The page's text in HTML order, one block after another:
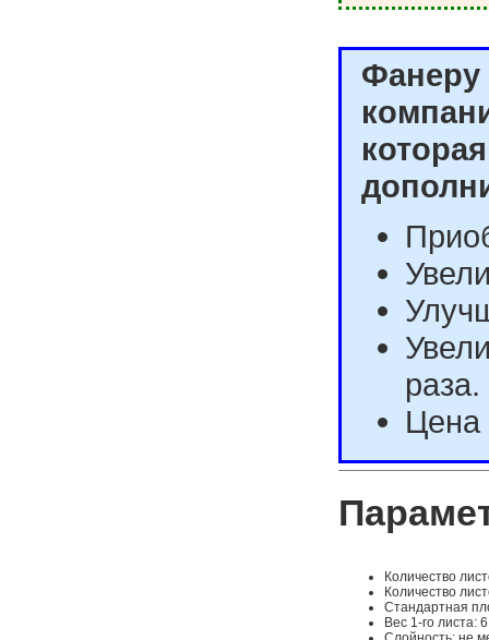
Фанеру
раза.
Цена
Количество
Количество
Стандартная
Вес 1-го листа: